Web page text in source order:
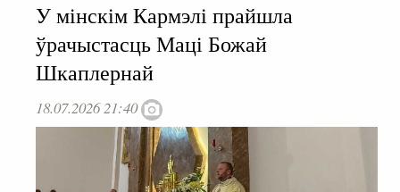
У мінскім Кармэлі прайшла
ўрачыстасць Маці Божай
Шкаплернай
18.07.2026 21:40